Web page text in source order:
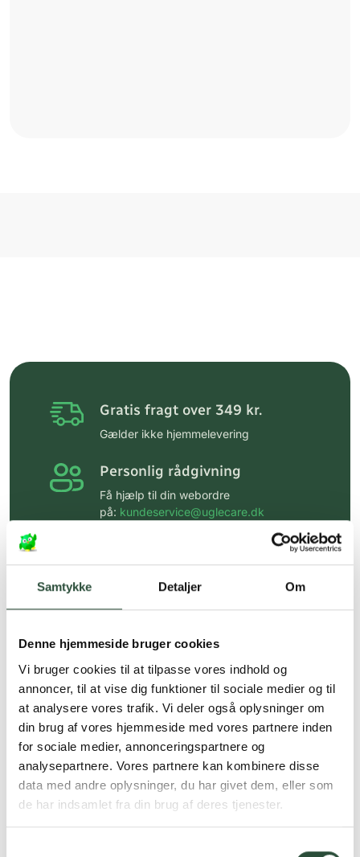
Samtykke Detaljer Om
Denne hjemmeside bruger cookies
Vi bruger cookies til at tilpasse vores indhold og
annoncer, til at vise dig funktioner til sociale medier og til
at analysere vores trafik. Vi deler også oplysninger om
din brug af vores hjemmeside med vores partnere inden
for sociale medier, annonceringspartnere og
analysepartnere. Vores partnere kan kombinere disse
data med andre oplysninger, du har givet dem, eller som
de har indsamlet fra din brug af deres tjenester.
Gratis fragt over 349 kr.
Gælder ikke hjemmelevering
Personlig rådgivning
Få hjælp til din webordre
på: kundeservice@uglecare.dk
Hurtig levering (30 min. i Kbh)
Faste lave priser*
Stort udvalg af kendte
produkter
Vi tilbyder et stort udvalg af kendte
cremer, vitaminer og andre spændende
produkter – altid til fast lav pris.
Læs mere om Uglecare.dk her